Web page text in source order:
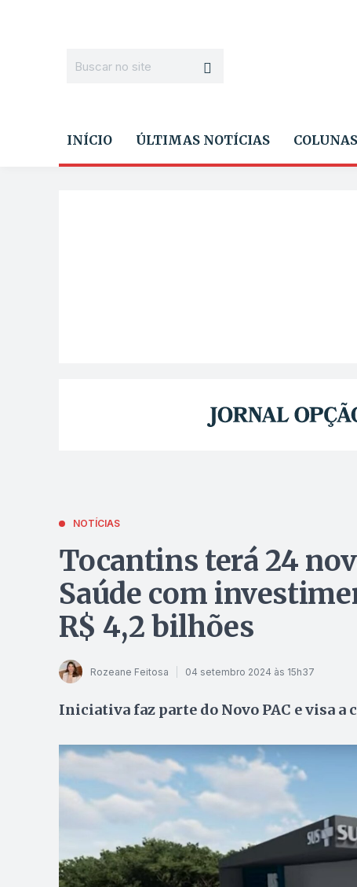
INÍCIO ÚLTIMAS NOTÍCIAS COLUNAS
NOTÍCIAS
Tocantins terá 24
Saúde com
R$ 4,2 bilhões
Rozeane Feitosa 04 setembro 2024 às 15h37
Iniciativa faz parte do Novo PAC e visa a